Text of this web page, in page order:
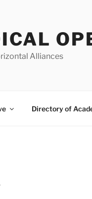
Alliances
Directory of